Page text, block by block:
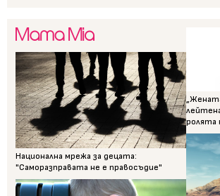
Национална мрежа за децата:
"Саморазправата не е правосъдие"
ролята